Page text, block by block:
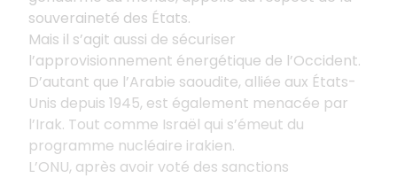
souveraineté des États.
Mais il s’agit aussi de sécuriser
l’approvisionnement énergétique de l’Occident.
D’autant que l’Arabie saoudite, alliée aux États-
Unis depuis 1945, est également menacée par
l’Irak. Tout comme Israël qui s’émeut du
programme nucléaire irakien.
L’ONU, après avoir voté des sanctions